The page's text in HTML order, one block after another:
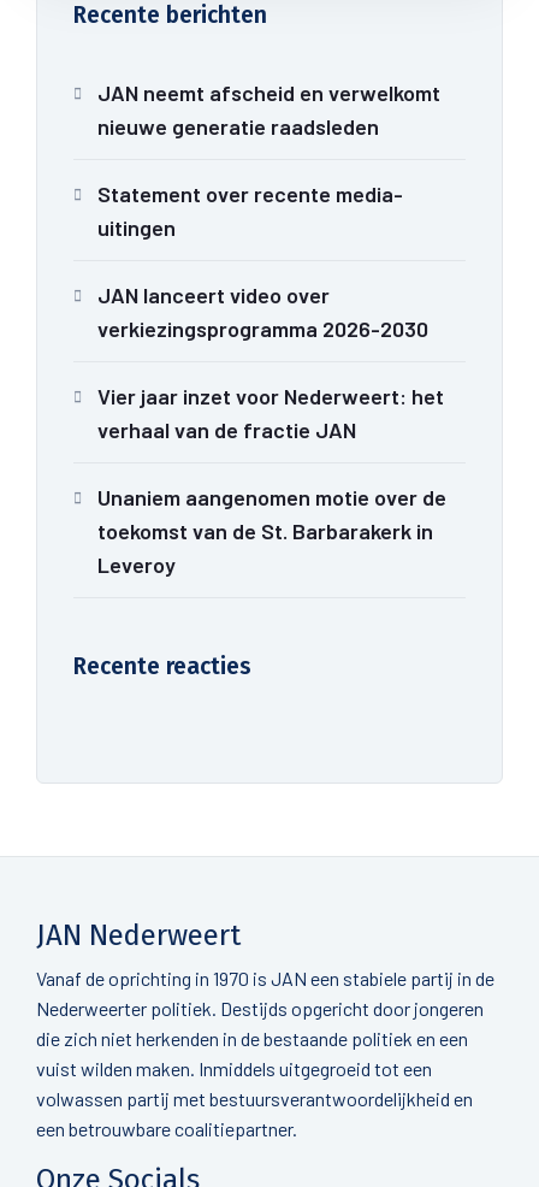
Recente berichten
JAN neemt afscheid en verwelkomt
nieuwe generatie raadsleden
Statement over recente media-
uitingen
JAN lanceert video over
verkiezingsprogramma 2026-2030
Vier jaar inzet voor Nederweert: het
verhaal van de fractie JAN
Unaniem aangenomen motie over de
toekomst van de St. Barbarakerk in
Leveroy
Recente reacties
JAN Nederweert
Vanaf de oprichting in 1970 is JAN een stabiele partij in de
Nederweerter politiek. Destijds opgericht door jongeren
die zich niet herkenden in de bestaande politiek en een
vuist wilden maken. Inmiddels uitgegroeid tot een
volwassen partij met bestuursverantwoordelijkheid en
een betrouwbare coalitiepartner.
Onze Socials